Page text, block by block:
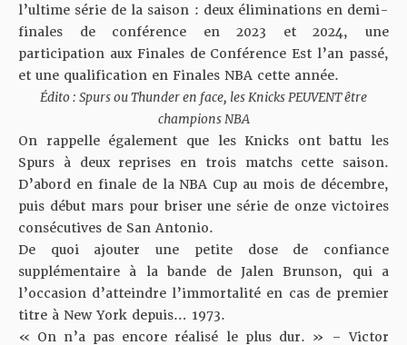
l’ultime série de la saison : deux éliminations en demi-
finales de conférence en 2023 et 2024, une
participation aux Finales de Conférence Est l’an passé,
et une qualification en Finales NBA cette année.
Édito : Spurs ou Thunder en face, les Knicks PEUVENT être
champions NBA
On rappelle également que les Knicks ont battu les
Spurs à deux reprises en trois matchs cette saison.
D’abord en finale de la NBA Cup au mois de décembre,
puis début mars pour briser une série de onze victoires
consécutives de San Antonio.
De quoi ajouter une petite dose de confiance
supplémentaire à la bande de Jalen Brunson, qui a
l’occasion d’atteindre l’immortalité en cas de premier
titre à New York depuis… 1973.
« On n’a pas encore réalisé le plus dur. » – Victor